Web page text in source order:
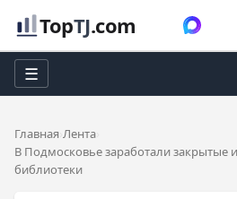
TopTJ.com
☰
Главная Лента
В Подмосковье заработали закрытые
библиотеки